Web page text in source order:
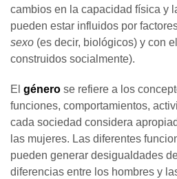
cambios en la capacidad física y
pueden estar influidos por
sexo (es decir, biológicos) y con el
construidos socialmente).
El género se refiere a los
funciones, comportamientos,
cada sociedad considera
las mujeres. Las diferentes
pueden generar desigualdades
diferencias entre los hombres y